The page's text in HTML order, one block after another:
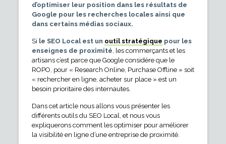
d’optimiser leur position dans les résultats de
Google pour les recherches locales ainsi que
dans certains médias sociaux.
Si le SEO Local est un outil stratégique pour les
enseignes de proximité , les commerçants et les
artisans c’est parce que Google considère que le
ROPO, pour « Research Online, Purchase Offline » soit
« rechercher en ligne, acheter sur place » est un
besoin prioritaire des internautes.
Dans cet article nous allons vous présenter les
différents outils du SEO Local, et nous vous
expliquerons comment les optimiser pour améliorer
la visibilité en ligne d’une entreprise de proximité.